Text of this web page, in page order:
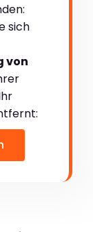
sich
von